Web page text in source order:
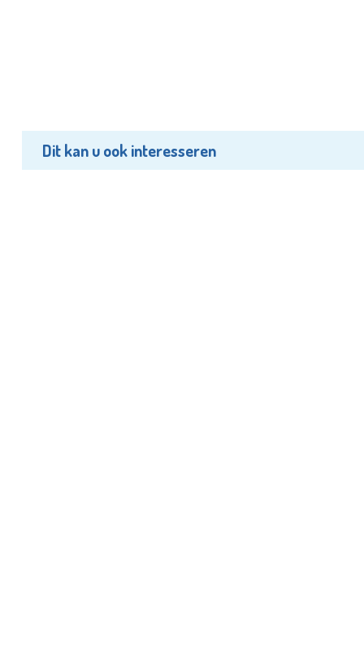
Dit kan u ook interesseren